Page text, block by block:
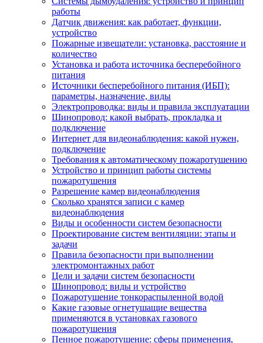
работы
Датчик движения: как работает, функции,
устройство
Пожарные извещатели: установка, расстояние и
количество
Установка и работа источника бесперебойного
питания
Источники бесперебойного питания (ИБП):
параметры, назначение, виды
Электропроводка: виды и правила эксплуатации
Шинопровод: какой выбрать, прокладка и
подключение
Интернет для видеонаблюдения: какой нужен,
подключение
Требования к автоматическому пожаротушению
Устройство и принцип работы системы
пожаротушения
Разрешение камер видеонаблюдения
Сколько хранятся записи с камер
видеонаблюдения
Виды и особенности систем безопасности
Проектирование систем вентиляции: этапы и
задачи
Правила безопасности при выполнении
электромонтажных работ
Цели и задачи систем безопасности
Шинопровод: виды и устройство
Пожаротушение тонкораспыленной водой
Какие газовые огнетушащие вещества
применяются в установках газового
пожаротушения
Пенное пожаротушение: сферы применения,